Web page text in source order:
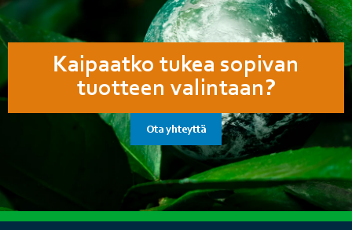
Kaipaatko tukea sopivan
tuotteen valintaan?
Ota yhteyttä